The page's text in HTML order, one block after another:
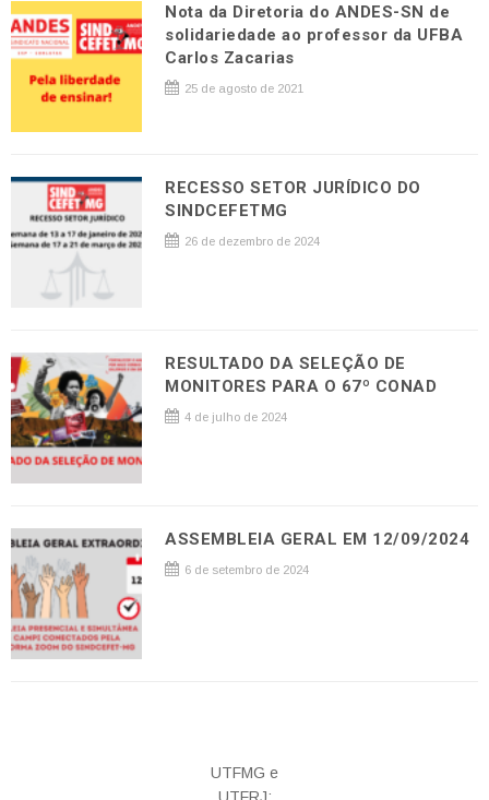
Nota da Diretoria do ANDES-SN de
solidariedade ao professor da UFBA
Carlos Zacarias
25 de agosto de 2021
RECESSO SETOR JURÍDICO DO
SINDCEFETMG
26 de dezembro de 2024
RESULTADO DA SELEÇÃO DE
MONITORES PARA O 67º CONAD
4 de julho de 2024
ASSEMBLEIA GERAL EM 12/09/2024
6 de setembro de 2024
UTFMG e
UTFRJ: